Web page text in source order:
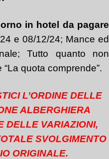
in hotel da pagare
e 08/12/24; Mance ed
Tutto quanto non
quota comprende”.
L’ORDINE DELLE
ALBERGHIERA
DELLE VARIAZIONI,
SVOLGIMENTO
ORIGINALE.